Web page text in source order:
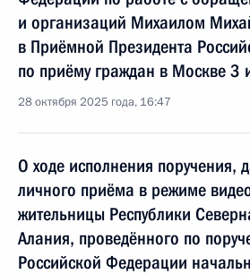
и организаций Михаилом
в Приёмной Президента
по приёму граждан в Москве 3
28 октября 2025 года, 16:47
О ходе исполнения поручения,
личного приёма в режиме
жительницы Республики
Алания, проведённого по
Российской Федерации